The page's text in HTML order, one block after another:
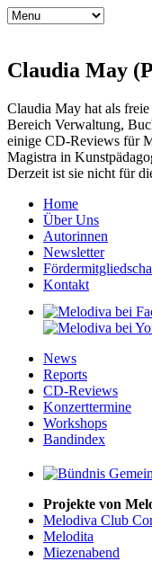
Claudia May
Claudia May hat als
Bereich Verwaltung,
einige CD-Reviews für
Magistra in
Derzeit ist sie nicht für
Home
Über Uns
Autorinnen
Newsletter
Kontakt
News
Reports
CD-Reviews
Konzerttermine
Workshops
Bandindex
Projekte von
Melodiva Club
Melodita
Miezenabend